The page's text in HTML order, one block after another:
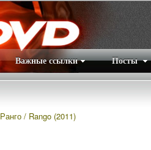
Важные ссылки Посты
Ранго / Rango (2011)